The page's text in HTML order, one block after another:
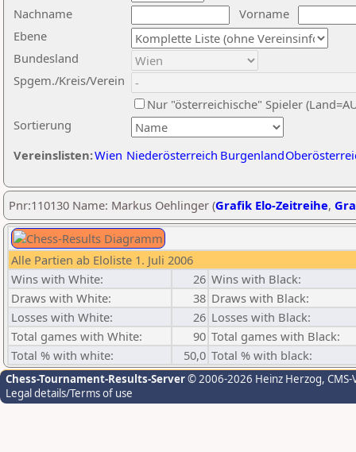
Nachname
Vorname
Ebene
Sortierung
Bundesland
Spgem./Kreis/Verein
Nur "österreichische" Spieler
Vereinslisten:Wien Niederösterreich Burgenland
Pnr:110130 Name: Markus Oehlinger (Grafik Elo-Zeitreihe,
Alle Partien ab Eloliste 1. Juli 2006
Wins with White:
26 Wins with Black:
Draws with White:
38 Draws with Black:
Losses with White:
26 Losses with Black:
Total games with White:
90 Total games with Black:
Total % with white:
50,0 Total % with black:
Chess-Tournament-Results-Server© 2006-2026 Heinz Herzog,
Legal details/Terms of use